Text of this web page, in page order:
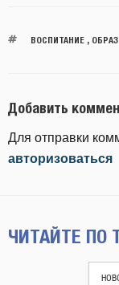
ВОСПИТАНИЕ,
Добавить
Для отправки
авторизоваться
ЧИТАЙТЕ ПО